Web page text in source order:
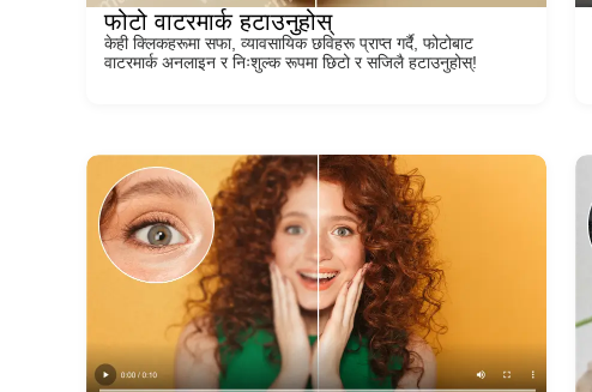
फोटो वाटरमार्क हटाउनुहोस्
केही क्लिकहरूमा सफा, व्यावसायिक छविहरू प्राप्त गर्दै, फोटोबाट
वाटरमार्क अनलाइन र निःशुल्क रूपमा छिटो र सजिलै हटाउनुहोस्!